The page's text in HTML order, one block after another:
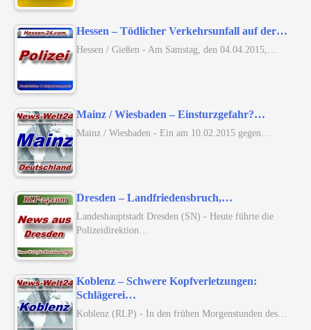
Hessen – Tödlicher Verkehrsunfall auf der…
Hessen / Gießen - Am Samstag, den 04.04.2015,…
Mainz / Wiesbaden – Einsturzgefahr?…
Mainz / Wiesbaden - Ein am 10.02.2015 gegen…
Dresden – Landfriedensbruch,…
Landeshauptstadt Dresden (SN) - Heute führte die
Polizeidirektion…
Koblenz – Schwere Kopfverletzungen:
Schlägerei…
Koblenz (RLP) - In den frühen Morgenstunden des…